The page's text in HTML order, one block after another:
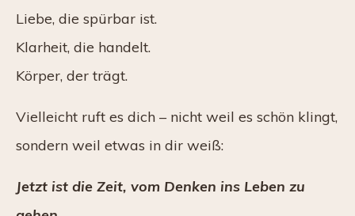
Liebe, die spürbar ist.
Klarheit, die handelt.
Körper, der trägt.
Vielleicht ruft es dich – nicht weil es schön klingt,
sondern weil etwas in dir weiß:
Jetzt ist die Zeit, vom Denken ins Leben zu